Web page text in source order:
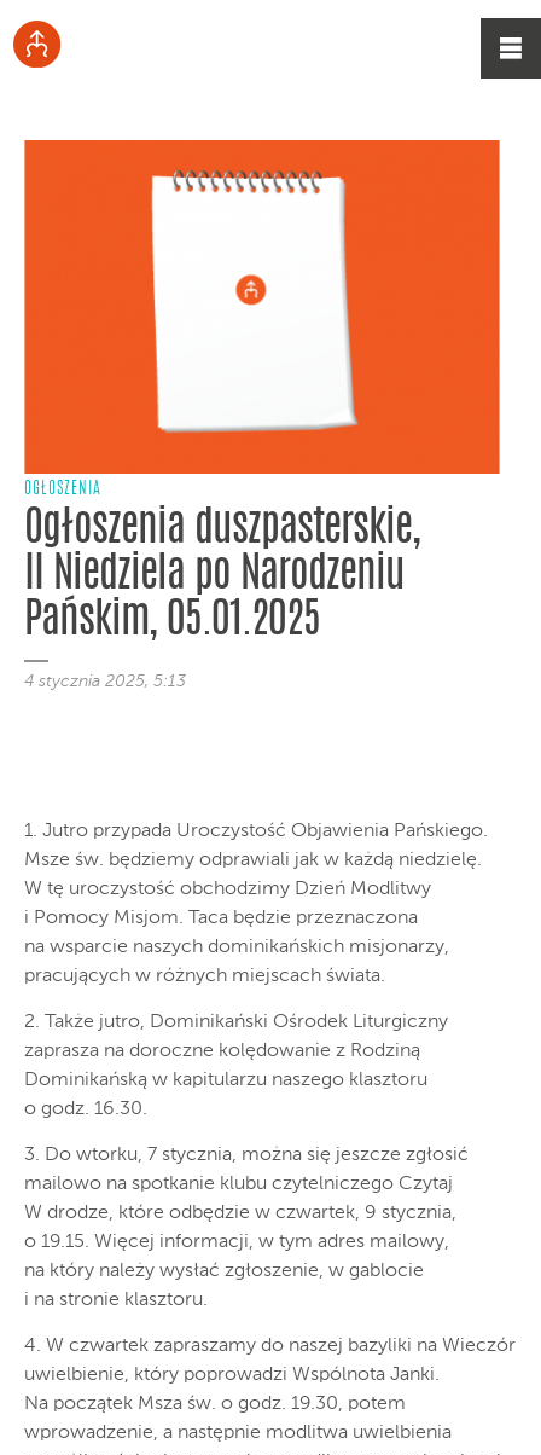
OGŁOSZENIA
Ogłoszenia duszpasterskie,
II Niedziela po Narodzeniu
Pańskim, 05.01.2025
4 stycznia 2025, 5:13
1. Jutro przypada Uroczystość Objawienia Pańskiego.
Msze św. będziemy odprawiali jak w każdą niedzielę.
W tę uroczystość obchodzimy Dzień Modlitwy
i Pomocy Misjom. Taca będzie przeznaczona
na wsparcie naszych dominikańskich misjonarzy,
pracujących w różnych miejscach świata.
2. Także jutro, Dominikański Ośrodek Liturgiczny
zaprasza na doroczne kolędowanie z Rodziną
Dominikańską w kapitularzu naszego klasztoru
o godz. 16.30.
3. Do wtorku, 7 stycznia, można się jeszcze zgłosić
mailowo na spotkanie klubu czytelniczego Czytaj
W drodze, które odbędzie w czwartek, 9 stycznia,
o 19.15. Więcej informacji, w tym adres mailowy,
na który należy wysłać zgłoszenie, w gablocie
i na stronie klasztoru.
4. W czwartek zapraszamy do naszej bazyliki na Wieczór
uwielbienie, który poprowadzi Wspólnota Janki.
Na początek Msza św. o godz. 19.30, potem
wprowadzenie, a następnie modlitwa uwielbienia